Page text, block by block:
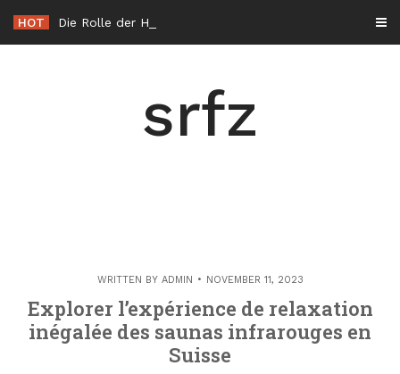
content
HOT
srfz
WRITTEN BY ADMIN NOVEMBER 11, 2023
Explorer l’expérience de relaxation
inégalée des saunas infrarouges en
Suisse